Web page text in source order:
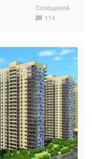
Сообщений
114